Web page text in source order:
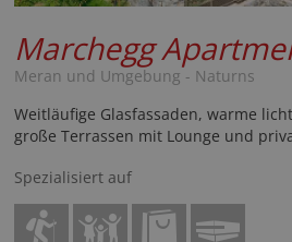
Marchegg
Meran und Umgebung - Naturns
Weitläufige Glasfassaden, warme
große Terrassen mit Lounge und
Spezialisiert auf